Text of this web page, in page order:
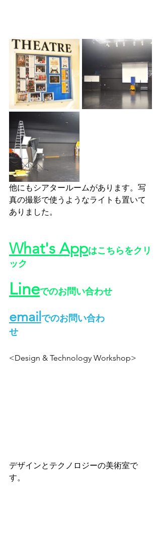
他にもシアタールームがあります。写
真の撮影で使うようなライトも置いて
ありました。
What's Appはこちらをクリ
ック
Lineでのお問い合わせ
email でのお問い合わ
せ
<Design & Technology Workshop>
デザインとテクノロジーの美術室で
す。